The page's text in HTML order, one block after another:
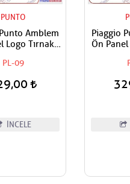
PUNTO
Amblem
Logo Tırnaklı
- Siyah
PL-09
İNCELE
Piaggio
Ön Panel
Tip